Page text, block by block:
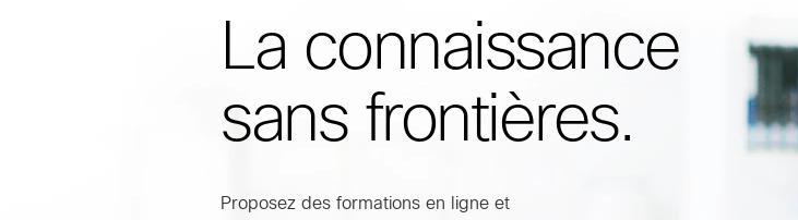
La connaissance
sans frontières.
Proposez des formations en ligne et